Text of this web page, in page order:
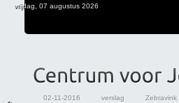
vrijdag, 07 augustus 2026
02-11-2016 verslag Zebravink